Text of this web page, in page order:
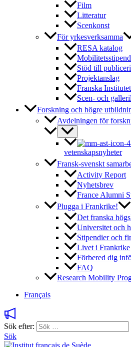
Film
Litteratur
Scenkonst
För yrkesverksamma
RESA katalog
Stöd till
Projektanslag
Franska
Scen- och
Forskning och högre
Avdelningen för
vetenskapsnyheter
Fransk-svenskt
Activity Report
Nyhetsbrev
France Alumni
Plugga i Frankrike!
Det franska
Universitet och
Stipendier och
Livet i Frankrike
Förbered dig
FAQ
Research Mobility
Français
Sök efter:
Sök